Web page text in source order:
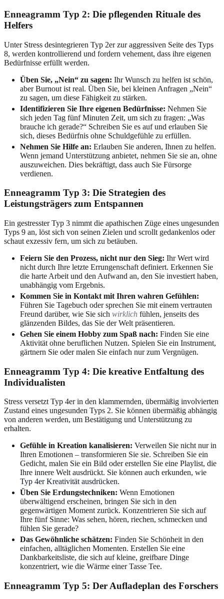
Enneagramm Typ 2: Die pflegenden Rituale des
Helfers
Unter Stress desintegrieren Typ 2er zur aggressiven Seite des Typs
8, werden kontrollierend und fordern vehement, dass ihre eigenen
Bedürfnisse erfüllt werden.
Üben Sie, „Nein“ zu sagen: Ihr Wunsch zu helfen ist schön,
aber Burnout ist real. Üben Sie, bei kleinen Anfragen „Nein“
zu sagen, um diese Fähigkeit zu stärken.
Identifizieren Sie Ihre eigenen Bedürfnisse: Nehmen Sie
sich jeden Tag fünf Minuten Zeit, um sich zu fragen: „Was
brauche ich gerade?“ Schreiben Sie es auf und erlauben Sie
sich, dieses Bedürfnis ohne Schuldgefühle zu erfüllen.
Nehmen Sie Hilfe an: Erlauben Sie anderen, Ihnen zu helfen.
Wenn jemand Unterstützung anbietet, nehmen Sie sie an, ohne
auszuweichen. Dies bekräftigt, dass auch Sie Fürsorge
verdienen.
Enneagramm Typ 3: Die Strategien des
Leistungsträgers zum Entspannen
Ein gestresster Typ 3 nimmt die apathischen Züge eines ungesunden
Typs 9 an, löst sich von seinen Zielen und scrollt gedankenlos oder
schaut exzessiv fern, um sich zu betäuben.
Feiern Sie den Prozess, nicht nur den Sieg: Ihr Wert wird
nicht durch Ihre letzte Errungenschaft definiert. Erkennen Sie
die harte Arbeit und den Aufwand an, den Sie investiert haben,
unabhängig vom Ergebnis.
Kommen Sie in Kontakt mit Ihren wahren Gefühlen:
Führen Sie Tagebuch oder sprechen Sie mit einem vertrauten
Freund darüber, wie Sie sich wirklich fühlen, jenseits des
glänzenden Bildes, das Sie der Welt präsentieren.
Gehen Sie einem Hobby zum Spaß nach: Finden Sie eine
Aktivität ohne beruflichen Nutzen. Spielen Sie ein Instrument,
gärtnern Sie oder malen Sie einfach nur zum Vergnügen.
Enneagramm Typ 4: Die kreative Entfaltung des
Individualisten
Stress versetzt Typ 4er in den klammernden, übermäßig involvierten
Zustand eines ungesunden Typs 2. Sie können übermäßig abhängig
von anderen werden, um Bestätigung und Unterstützung zu
erhalten.
Gefühle in Kreation kanalisieren: Verweilen Sie nicht nur in
Ihren Emotionen – transformieren Sie sie. Schreiben Sie ein
Gedicht, malen Sie ein Bild oder erstellen Sie eine Playlist, die
Ihre innere Welt ausdrückt. Sie können auch erkunden, wie
Typ 4er Kreativität ausdrücken.
Üben Sie Erdungstechniken: Wenn Emotionen
überwältigend erscheinen, bringen Sie sich in den
gegenwärtigen Moment zurück. Konzentrieren Sie sich auf
Ihre fünf Sinne: Was sehen, hören, riechen, schmecken und
fühlen Sie gerade?
Das Gewöhnliche schätzen: Finden Sie Schönheit in den
einfachen, alltäglichen Momenten. Erstellen Sie eine
Dankbarkeitsliste, die sich auf kleine, greifbare Dinge
konzentriert, wie die Wärme einer Tasse Tee.
Enneagramm Typ 5: Der Aufladeplan des Forschers